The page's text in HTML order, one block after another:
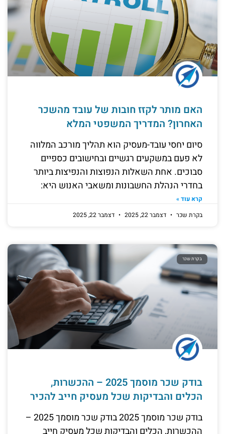
האם מותר לקזז חובות של עובד מהשכר
האחרון? המדריך המשפטי המלא
סיום יחסי עובד-מעסיק הוא תהליך מורכב המלווה
לא פעם במשקעים רגשיים ובחישובים כספיים
סבוכים. אחת השאלות הנפוצות והנפיצות ביותר
בחדרי הנהלת החשבונות ומשאבי האנוש היא:
קרא עוד »
בקרת שכר
דצמבר 22, 2025 דצמבר 22, 2025
בקרת שכר
בודק שכר מוסמך 2025 – ההכשרות,
הכלים והבדיקות שכל מעסיק חייב להכיר
בודק שכר מוסמך 2025 בודק שכר מוסמך 2025 –
ההכשרות, הכלים והבדיקות שכל מעסיק חייב